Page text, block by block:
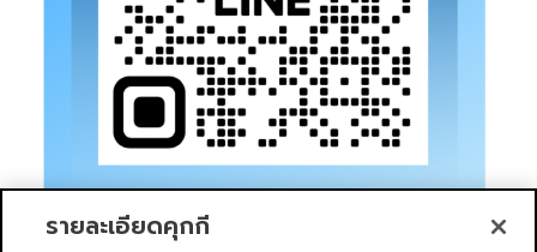
รายละเอียดคุกกี้